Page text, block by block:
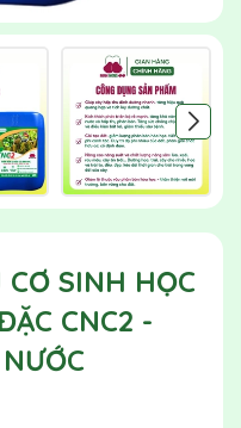
SINH HỌC
CNC2 -